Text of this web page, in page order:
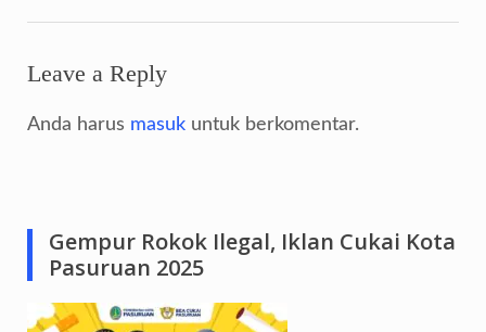
Leave a Reply
Anda harus masuk untuk berkomentar.
Gempur Rokok Ilegal, Iklan Cukai Kota
Pasuruan 2025